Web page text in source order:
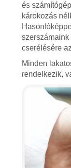
és
károkozás
cserélésére
Minden
rendelkezik,